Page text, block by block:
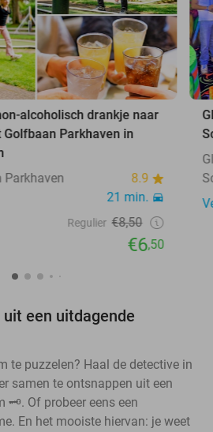
alcoholisch drankje naar
Parkhaven in
Parkhaven
8.9
21 min.
Regulier €8,50
€6,50
een uitdagende
te puzzelen? Haal de detective in
samen te ontsnappen uit een
🗝️. Of probeer eens een
En het mooiste hiervan: je weet